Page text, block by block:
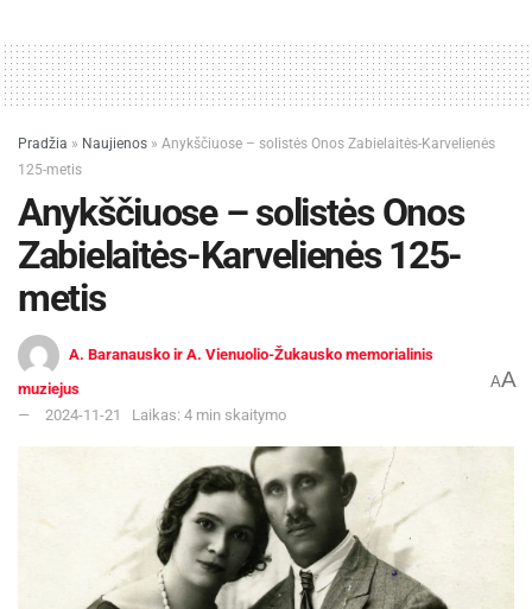
Pradžia » Naujienos » Anykščiuose – solistės Onos Zabielaitės-Karvelienės
125-metis
Anykščiuose – solistės Onos
Zabielaitės-Karvelienės 125-
metis
A. Baranausko ir A. Vienuolio-Žukausko memorialinis
muziejus
2024-11-21
Laikas: 4 min skaitymo
AA